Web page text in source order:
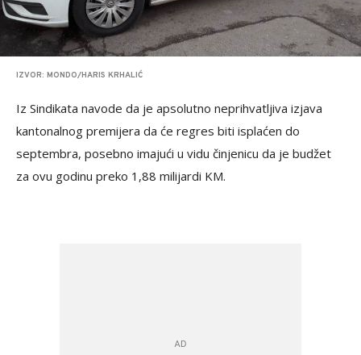
IZVOR: MONDO/HARIS KRHALIĆ
Iz Sindikata navode da je apsolutno neprihvatljiva izjava
kantonalnog premijera da će regres biti isplaćen do
septembra, posebno imajući u vidu činjenicu da je budžet
za ovu godinu preko 1,88 milijardi KM.